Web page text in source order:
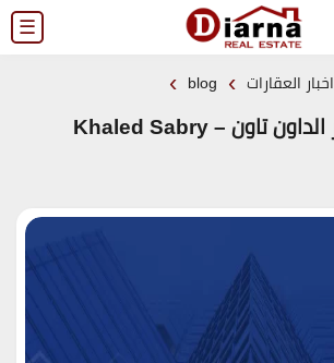
☰
اخبار العقارات ›
blog
›
مشروع رونزا تاور الداون تاون – Khaled Sabry